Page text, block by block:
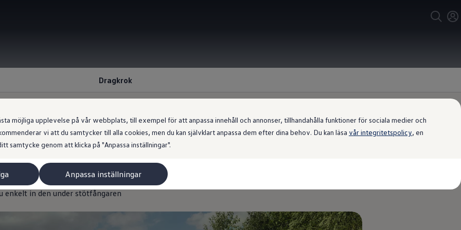
möjliga upplevelse på vår webbplats, till exempel för att anpassa innehåll och annonser, tillhandahålla funktioner för sociala medier och
vi att du samtycker till alla cookies, men du kan självklart anpassa dem efter dina behov. Du kan läsa vår integritetspolicy, en
samtycke genom att klicka på "Anpassa inställningar".
Anpassa inställningar
Dragkrok
vill dra sitt lass
för laster på upp till 1 200 kg, och ID.4 Pro 4MOTION klarar laster på upp till 1 800 kg. Och när du
enkelt in den under stötfångaren